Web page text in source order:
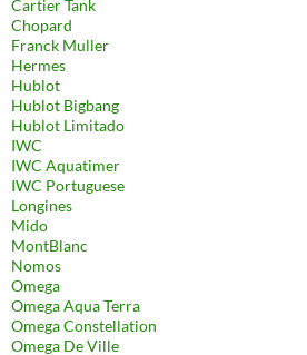
Cartier Tank
Chopard
Franck Muller
Hermes
Hublot
Hublot Bigbang
Hublot Limitado
IWC
IWC Aquatimer
IWC Portuguese
Longines
Mido
MontBlanc
Nomos
Omega
Omega Aqua Terra
Omega Constellation
Omega De Ville